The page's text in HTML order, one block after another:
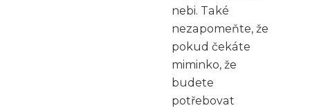
nebi. Také
nezapomeňte, že
pokud čekáte
miminko, že
budete
potřebovat